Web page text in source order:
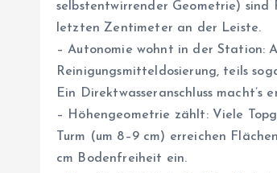
selbstentwirrender Geometrie)
letzten Zentimeter an der Leiste.
– Autonomie wohnt in der Station:
Reinigungsmitteldosierung, teils
Ein Direktwasseranschluss macht’s
– Höhengeometrie zählt: Viele
Turm (um 8–9 cm) erreichen
cm Bodenfreiheit ein.